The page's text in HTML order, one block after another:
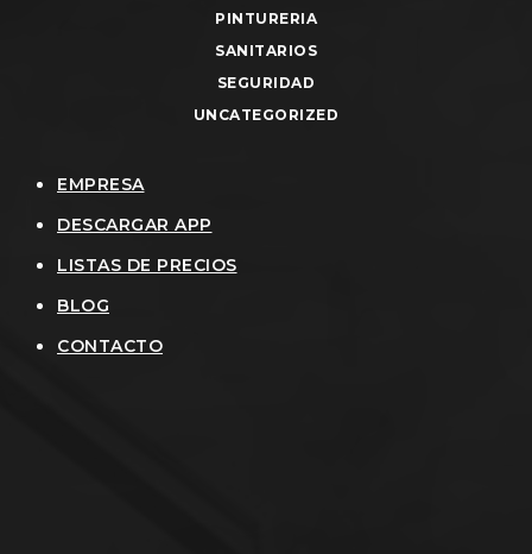
PINTURERIA
SANITARIOS
SEGURIDAD
UNCATEGORIZED
EMPRESA
DESCARGAR APP
LISTAS DE PRECIOS
BLOG
CONTACTO